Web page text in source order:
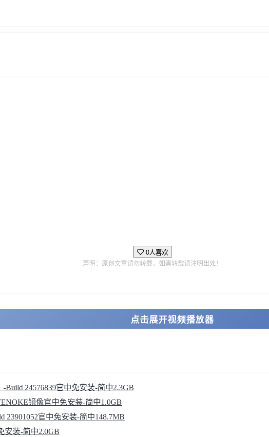
0人喜欢
声明：原创文章请勿转载，如需转载请注明出处！
点击展开视频播放器
-Build 24576839官中免安装-简中2.3GB
镜像官中免安装-简中1.0GB
23901052官中免安装-简中148.7MB
安装-简中2.0GB